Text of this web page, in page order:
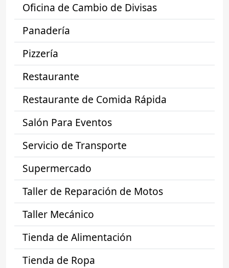
Oficina de Cambio de Divisas
Panadería
Pizzería
Restaurante
Restaurante de Comida Rápida
Salón Para Eventos
Servicio de Transporte
Supermercado
Taller de Reparación de Motos
Taller Mecánico
Tienda de Alimentación
Tienda de Ropa